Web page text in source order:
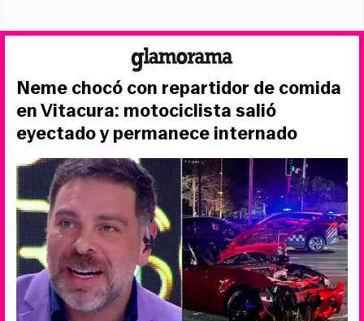
Neme chocó con repartidor de comida
en Vitacura: motociclista salió
eyectado y permanece internado